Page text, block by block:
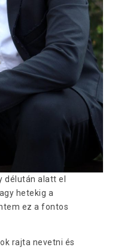
délután alatt el
hetekig a
ez a fontos
rajta nevetni és